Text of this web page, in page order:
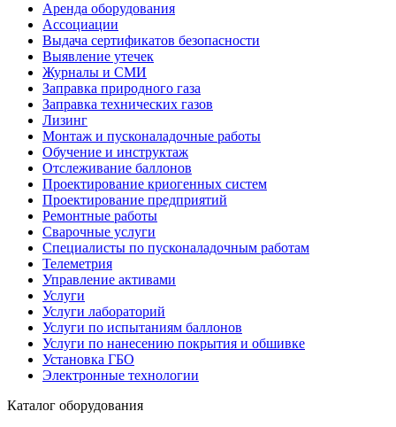
Аренда оборудования
Ассоциации
Выдача сертификатов безопасности
Выявление утечек
Журналы и СМИ
Заправка природного газа
Заправка технических газов
Лизинг
Монтаж и пусконаладочные работы
Обучение и инструктаж
Отслеживание баллонов
Проектирование криогенных систем
Проектирование предприятий
Ремонтные работы
Сварочные услуги
Специалисты по пусконаладочным работам
Телеметрия
Управление активами
Услуги
Услуги лабораторий
Услуги по испытаниям баллонов
Услуги по нанесению покрытия и обшивке
Установка ГБО
Электронные технологии
Каталог оборудования